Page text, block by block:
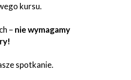
kursu.
– nie wymagamy
spotkanie.